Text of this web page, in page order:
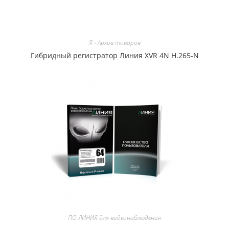
Я - Архив товаров
Гибридный регистратор Линия XVR 4N H.265-N
ПО ЛИНИЯ для видеонаблюдения